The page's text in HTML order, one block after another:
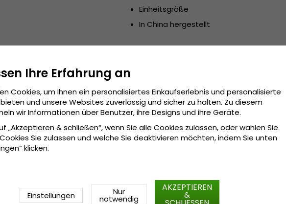
Einheitsgröße
In China hergestellt
Ihre Erfahrung an
Cookies, um Ihnen ein personalisiertes Einkaufserlebnis und personalisierte
und unsere Websites zuverlässig und sicher zu halten. Zu diesem
wir Informationen über Benutzer, ihre Designs und ihre Geräte.
„Akzeptieren & schließen“, wenn Sie alle Cookies zulassen, oder wählen Sie
Sie zulassen und welche Sie deaktivieren möchten, indem Sie unten
klicken.
Einstellungen Nur
notwendig
AKZEPTIEREN
&